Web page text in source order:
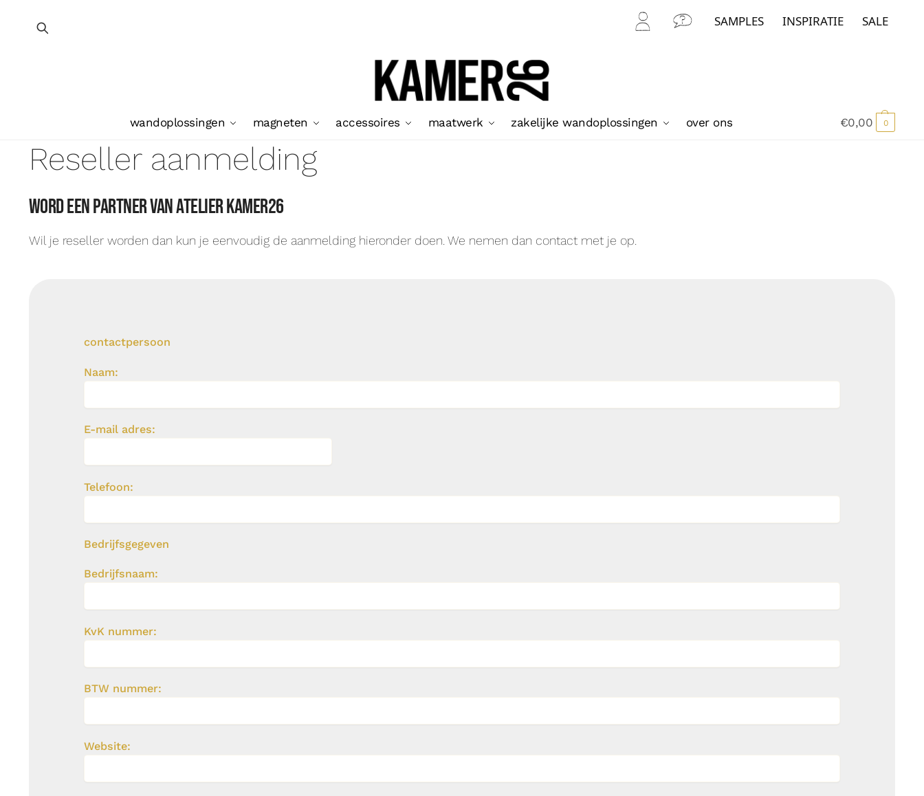
Mijn
Con
SAMPLES INSPIRATIE SALE
wandoplossingen magneten accessoires maatwerk zakelijke wandoplossingen over ons €0,00 0
Reseller aanmelding
Word een partner van Atelier Kamer26
Wil je reseller worden dan kun je eenvoudig de aanmelding hieronder doen. We nemen dan contact met je op.
contactpersoon
Naam:
E-mail adres:
Telefoon:
Bedrijfsgegeven
Bedrijfsnaam:
KvK nummer:
BTW nummer:
Website: